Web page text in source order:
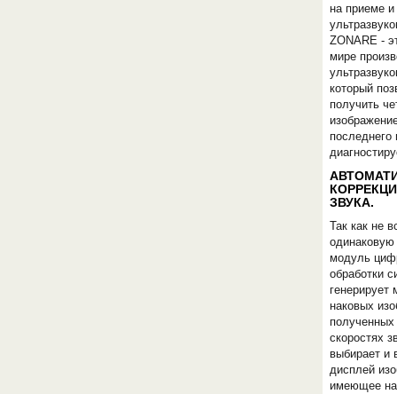
на приеме
ZONARE -
мире
который
получить
ЗВУКА.
Так как не
одинаковую
модуль
обработки
наковых
скоростях
выбирает и
дисплей
имеющее